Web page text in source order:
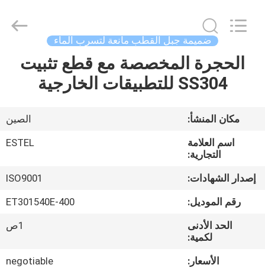
منزل،
منتجات
معلومات
عنا
جولة
المعمل
TECHNOLOGY
ضميمة جبل القطب مانعة لتسرب الماء
الحجرة المخصصة مع قطع تثبيت
SS304 للتطبيقات الخارجية
مكان المنشأ:
الصين
اسم العلامة
التجارية:
ESTEL
إصدار الشهادات:
ISO9001
رقم الموديل:
ET301540E-400
الحد الأدنى
لكمية:
1ص
الأسعار:
negotiable